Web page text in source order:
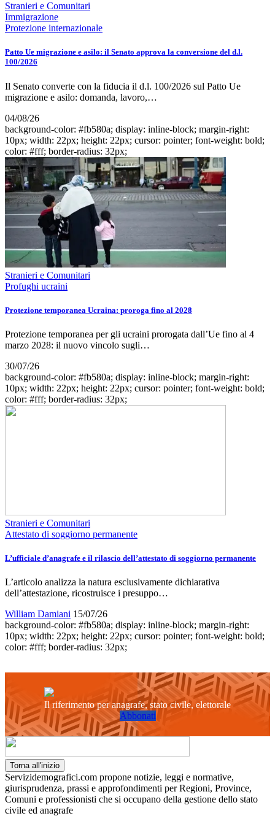
Stranieri e Comunitari
Immigrazione
Protezione internazionale
Patto Ue migrazione e asilo: il Senato approva la conversione del d.l.
100/2026
Il Senato converte con la fiducia il d.l. 100/2026 sul Patto Ue
migrazione e asilo: domanda, lavoro,…
04/08/26
background-color: #fb580a; display: inline-block; margin-right:
10px; width: 22px; height: 22px; cursor: pointer; font-weight: bold;
color: #fff; border-radius: 32px;
Stranieri e Comunitari
Profughi ucraini
Protezione temporanea Ucraina: proroga fino al 2028
Protezione temporanea per gli ucraini prorogata dall’Ue fino al 4
marzo 2028: il nuovo vincolo sugli…
30/07/26
background-color: #fb580a; display: inline-block; margin-right:
10px; width: 22px; height: 22px; cursor: pointer; font-weight: bold;
color: #fff; border-radius: 32px;
Stranieri e Comunitari
Attestato di soggiorno permanente
L’ufficiale d’anagrafe e il rilascio dell’attestato di soggiorno permanente
L’articolo analizza la natura esclusivamente dichiarativa
dell’attestazione, ricostruisce i presuppo…
William Damiani 15/07/26
background-color: #fb580a; display: inline-block; margin-right:
10px; width: 22px; height: 22px; cursor: pointer; font-weight: bold;
color: #fff; border-radius: 32px;
Il riferimento per anagrafe, stato civile, elettorale
Abbonati
Torna all'inizio
Servizidemografici.com propone notizie, leggi e normative,
giurisprudenza, prassi e approfondimenti per Regioni, Province,
Comuni e professionisti che si occupano della gestione dello stato
civile ed anagrafe